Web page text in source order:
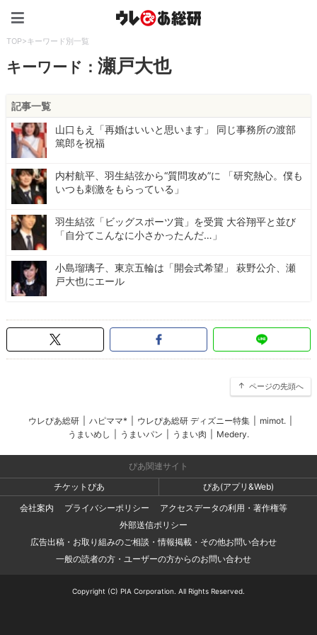
TOP>キーワード別一覧
キーワード：瀬戸大也
記事一覧
山口もえ「再婚はいいと思います」 同じ事務所の渡部
篤郎を祝福
内村航平、羽生結弦から“質問攻め”に 「研究熱心。僕も
いつも刺激をもらっている」
羽生結弦「ビッグスポーツ賞」を受賞 大谷翔平と並び
「自分てこんなに小さかったんだ…」
小島瑠璃子、東京五輪は「開会式希望」 萩野公介、瀬
戸大也にエール
ページの先頭へ
ウレぴあ総研 ハピママ* ウレぴあ総研 ディズニー特集 mimot.
うまいめし
うまいパン うまい肉 Medery.
ぴあ関連サイト
チケットぴあ
ぴあ(アプリ&Web)
会社案内
プライバシーポリシー
アクセスデータの利用・著作権等
外部送信ポリシー
広告出稿・お取り組みのご相談・情報掲載・その他お問い合わせ
一般の読者の方・ユーザーの方からのお問い合わせ
Copyright (C) PIA Corporation. All Rights Reserved.